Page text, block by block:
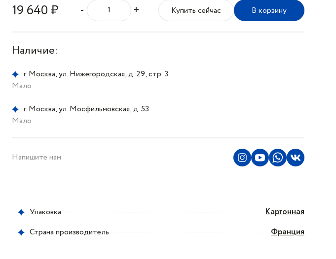
19 640 ₽ - + Купить сейчас В корзину
Наличие:
г. Москва, ул. Нижегородская, д. 29, стр. 3
Мало
г. Москва, ул. Мосфильмовская, д. 53
Мало
Напишите нам
Упаковка
Картонная
Страна производитель
Франция